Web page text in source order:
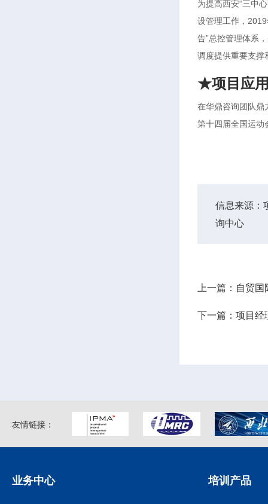
为提高西安“三中
设管理工作，
告”总控管理体系
调度提供重要支撑
★项目应
在华鼎咨询团队鼎
第十四届全国运动
信息来源：
询中心
上一篇：自贸
下一篇：项目
友情链接：
业务中心 培训产品